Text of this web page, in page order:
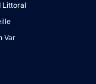
Littoral
Var